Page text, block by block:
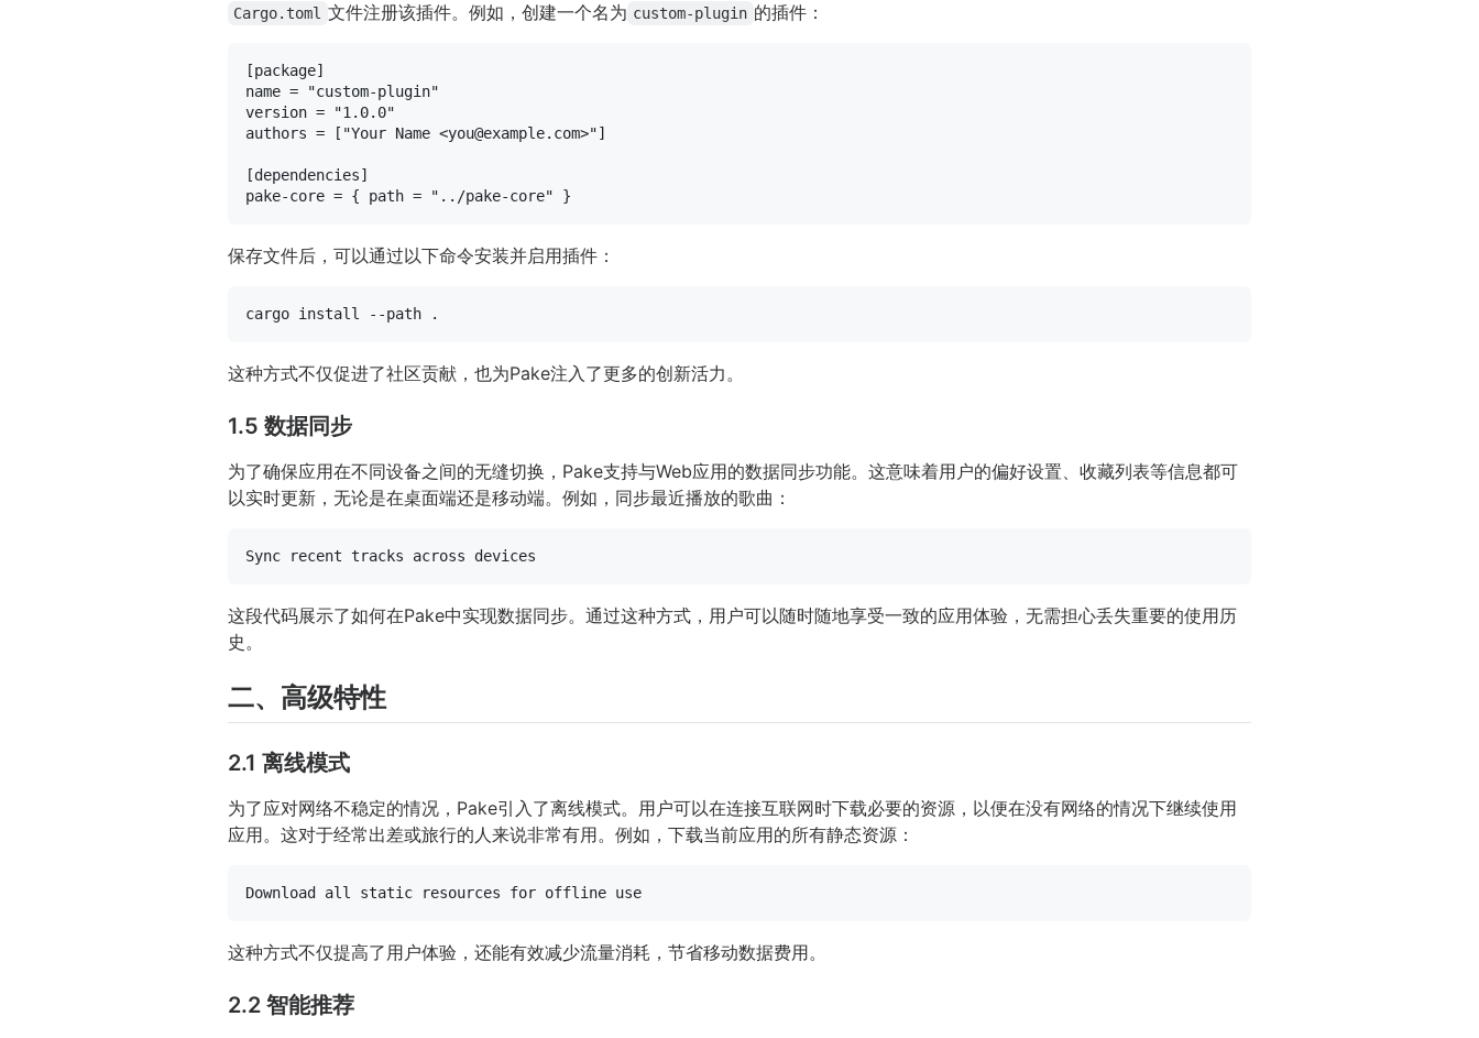
Cargo.toml 文件注册该插件。例如，创建一个名为 custom-plugin 的插件：
[package]
name =
"custom-plugin"
version =
"1.0.0"
authors = [ "Your Name <you@example.com>"]
[dependencies]
pake-core = { path = "../pake-core"
保存文件后，可以通过以下命令安装并启用插件：
这种方式不仅促进了社区贡献，也为Pake注入了更多的创新活力。
1.5 数据同步
为了确保应用在不同设备之间的无缝切换，Pake支持与Web应用的数据同步功能。这意味着用户的偏好设置、收藏列表等信息都可
以实时更新，无论是在桌面端还是移动端。例如，同步最近播放的歌曲：
这段代码展示了如何在Pake中实现数据同步。通过这种方式，用户可以随时随地享受一致的应用体验，无需担心丢失重要的使用历
史。
二、高级特性
2.1 离线模式
为了应对网络不稳定的情况，Pake引入了离线模式。用户可以在连接互联网时下载必要的资源，以便在没有网络的情况下继续使用
应用。这对于经常出差或旅行的人来说非常有用。例如，下载当前应用的所有静态资源：
Download all static resources for
这种方式不仅提高了用户体验，还能有效减少流量消耗，节省移动数据费用。
2.2 智能推荐